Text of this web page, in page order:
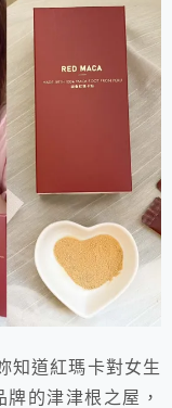
知道紅瑪卡對女生
的津津根之屋，